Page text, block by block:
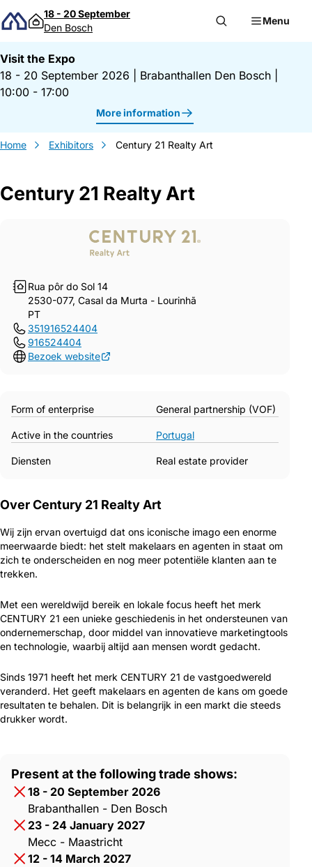
Skip to content
18 - 20 September
Den Bosch
Menu
Visit the Expo
18 - 20 September 2026
Brabanthallen Den Bosch
10:00 - 17:00
More information
Home Exhibitors Century 21 Realty Art
Century 21 Realty Art
Rua pôr do Sol 14
2530-077, Casal da Murta - Lourinhã
PT
351916524404
916524404
Bezoek website
Gegevens Century 21 Realty Art
Form of enterprise General partnership (VOF)
Active in the countries Portugal
Diensten Real estate provider
Over Century 21 Realty Art
Wij zijn ervan overtuigd dat ons iconische imago een enorme
meerwaarde biedt: het stelt makelaars en agenten in staat om
zich te onderscheiden en nog meer potentiële klanten aan te
trekken.
Met een wereldwijd bereik en lokale focus heeft het merk
CENTURY 21 een unieke geschiedenis in het ondersteunen van
ondernemerschap, door middel van innovatieve marketingtools
en technologie, waarbij altijd aan mensen wordt gedacht.
Sinds 1971 heeft het merk CENTURY 21 de vastgoedwereld
veranderd. Het geeft makelaars en agenten de kans om goede
resultaten te behalen. Dit is belangrijk in een markt die steeds
drukker wordt.
Present at the following trade shows:
18 - 20 September 2026
Brabanthallen - Den Bosch
23 - 24 January 2027
Mecc - Maastricht
12 - 14 March 2027